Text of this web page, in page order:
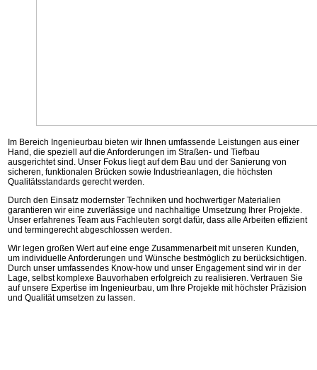
Im Bereich Ingenieurbau bieten wir Ihnen umfassende Leistungen aus einer
Hand, die speziell auf die Anforderungen im Straßen- und Tiefbau
ausgerichtet sind. Unser Fokus liegt auf dem Bau und der Sanierung von
sicheren, funktionalen Brücken sowie Industrieanlagen, die höchsten
Qualitätsstandards gerecht werden.
Durch den Einsatz modernster Techniken und hochwertiger Materialien
garantieren wir eine zuverlässige und nachhaltige Umsetzung Ihrer Projekte.
Unser erfahrenes Team aus Fachleuten sorgt dafür, dass alle Arbeiten effizient
und termingerecht abgeschlossen werden.
Wir legen großen Wert auf eine enge Zusammenarbeit mit unseren Kunden,
um individuelle Anforderungen und Wünsche bestmöglich zu berücksichtigen.
Durch unser umfassendes Know-how und unser Engagement sind wir in der
Lage, selbst komplexe Bauvorhaben erfolgreich zu realisieren. Vertrauen Sie
auf unsere Expertise im Ingenieurbau, um Ihre Projekte mit höchster Präzision
und Qualität umsetzen zu lassen.